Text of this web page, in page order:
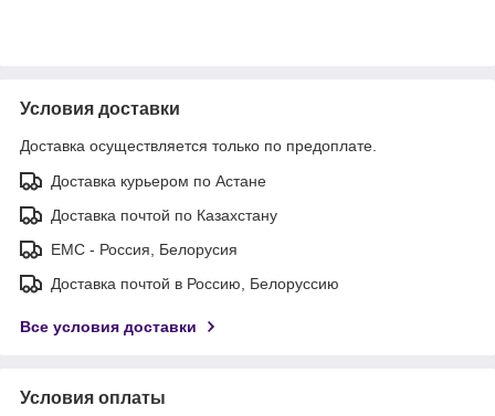
Условия доставки
Доставка осуществляется только по предоплате.
Доставка курьером по Астане
Доставка почтой по Казахстану
ЕМС - Россия, Белорусия
Доставка почтой в Россию, Белоруссию
Все условия доставки
Условия оплаты